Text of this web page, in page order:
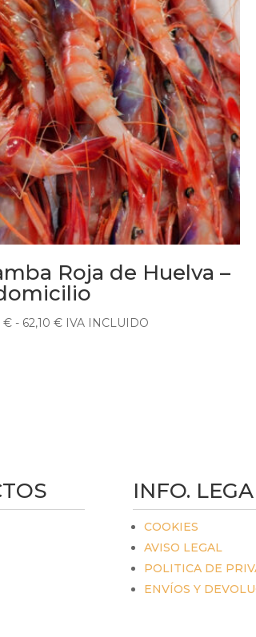
Roja de Huelva –
€ - 62,10 €Rango
IVA INCLUIDO
INFO.
COOKIES
AVISO LEGAL
POLITICA DE
ENVÍOS Y